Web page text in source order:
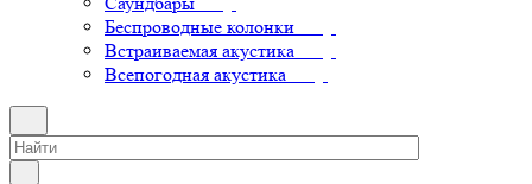
Беспроводные колонки
Встраиваемая акустика
Всепогодная акустика